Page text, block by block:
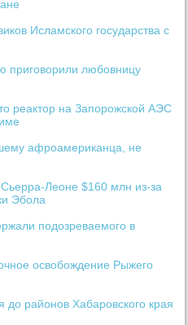
Исламского государства с
приговорили любовницу
реактор на Запорожской АЭС
афроамериканца, не
Леоне $160 млн из-за
Эбола
подозреваемого в
освобождение Рыжего
до районов Хабаровского края